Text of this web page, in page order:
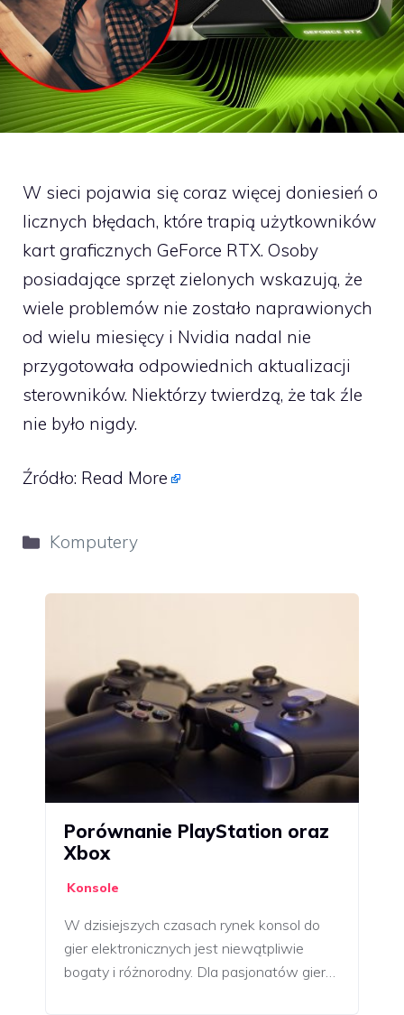
W sieci pojawia się coraz więcej doniesień o
licznych błędach, które trapią użytkowników
kart graficznych GeForce RTX. Osoby
posiadające sprzęt zielonych wskazują, że
wiele problemów nie zostało naprawionych
od wielu miesięcy i Nvidia nadal nie
przygotowała odpowiednich aktualizacji
sterowników. Niektórzy twierdzą, że tak źle
nie było nigdy.
Źródło: Read More
Kategorie
Komputery
Porównanie PlayStation oraz
Xbox
Konsole
W dzisiejszych czasach rynek konsol do
gier elektronicznych jest niewątpliwie
bogaty i różnorodny. Dla pasjonatów gier…